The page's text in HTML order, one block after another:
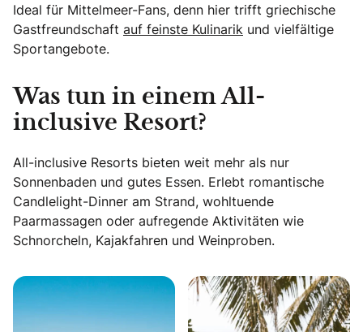
Ideal für Mittelmeer-Fans, denn hier trifft griechische
Gastfreundschaft auf feinste Kulinarik und vielfältige
Sportangebote.
Was tun in einem All-
inclusive Resort?
All-inclusive Resorts bieten weit mehr als nur
Sonnenbaden und gutes Essen. Erlebt romantische
Candlelight-Dinner am Strand, wohltuende
Paarmassagen oder aufregende Aktivitäten wie
Schnorcheln, Kajakfahren und Weinproben.